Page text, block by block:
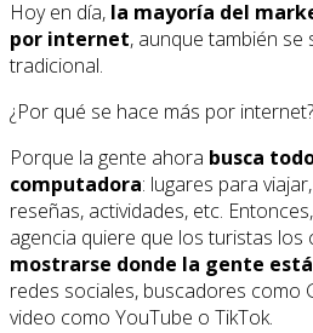
Hoy en día, la mayoría del
por internet, aunque también
tradicional.
¿Por qué se hace más por internet?
Porque la gente ahora busca
computadora: lugares para
reseñas, actividades, etc.
agencia quiere que los turistas los
mostrarse donde la gente
redes sociales, buscadores como
video como YouTube o TikTok.